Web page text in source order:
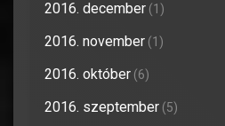
2016. december (1)
2016. november (1)
2016. október (6)
2016. szeptember (5)